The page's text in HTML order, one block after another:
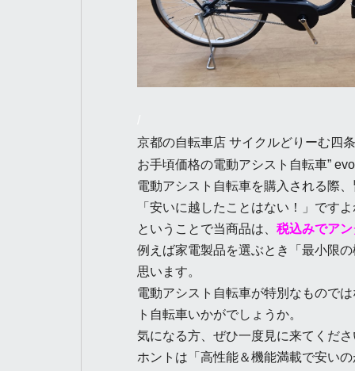
京都の自転車店 サイクルどりーむ四
お手頃価格の電動アシスト自転車”
電動アシスト自転車を購入される際
「安いに越したことはない！」です
ということで当商品は、 税込みでア
例えば家電製品を選ぶとき「最小限
思います。
電動アシスト自転車が特別なもので
ト自転車いかがでしょうか。
気になる方、ぜひ一度見に来てくだ
ホントは「高性能＆機能満載で安い